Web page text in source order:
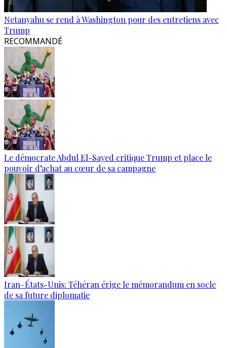
Netanyahu se rend à Washington pour des entretiens avec
Trump
RECOMMANDÉ
Le démocrate Abdul El-Sayed critique Trump et place le
pouvoir d’achat au cœur de sa campagne
Iran–États-Unis: Téhéran érige le mémorandum en socle
de sa future diplomatie